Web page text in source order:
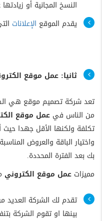
النسخ المجانية أو
يقدم الموقع الإعلانات
ثانيا: عمل موقع
تعد شركة تصميم موقع هي
من الناس في عمل موقع
تكلفة ولكنها الأقل جهدا حيث
واختيار الباقة والعروض
بك بعد الفترة المحددة.
مميزات عمل موقع الكتروني
تقدم لك الشركة العديد
بينها او تقوم الشركة